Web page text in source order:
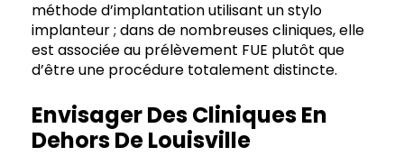
méthode d’implantation utilisant un stylo
implanteur ; dans de nombreuses cliniques, elle
est associée au prélèvement FUE plutôt que
d’être une procédure totalement distincte.
Envisager Des Cliniques En
Dehors De Louisville